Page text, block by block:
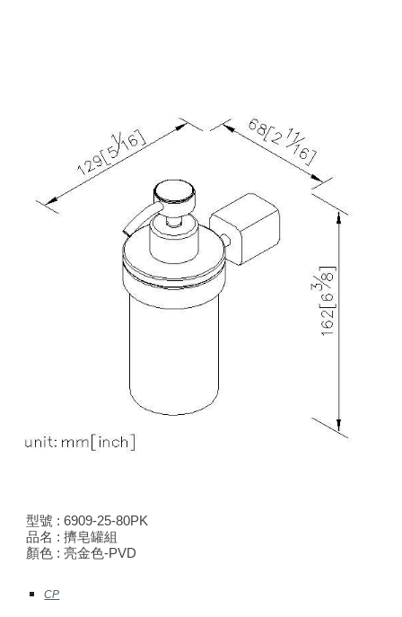
型號 : 6909-25-80PK
品名 : 擠皂罐組
顏色 :亮金色-PVD
CP